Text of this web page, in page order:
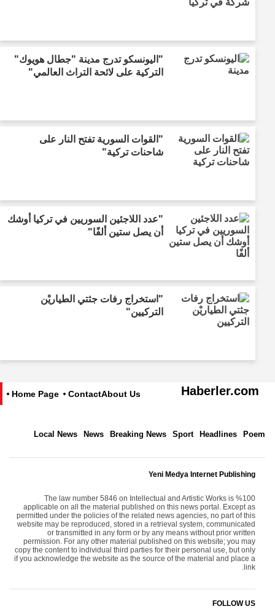
"اليونسكو تدرج مدينة "جطال هويوك"
التركية على لائحة التراث العالمي"
"القوات السورية تفتح النار على
شاحنات تركية"
"عدد اللاجئين السوريين في تركيا أوشك
أن يصل ستين ألفًا"
"استخراج رفات جثتي الطياريْن
التركيين"
Haberler.com
About Us
Contact
Home Page
Poem
Headlines
Sport
Breaking News
News
Local News
Yeni Medya Internet Publishing
The law number 5846 on Intellectual and Artistic Works is %100
applicable on all the material published on this news portal. Except as
permitted under the policies of the related news agencies, no part of this
website may be reproduced, stored in a retrieval system, communicated
or transmitted in any form or by any means without prior written
permission. For any other material published on this website; you may
copy the content to individual third parties for their personal use, but only
if you acknowledge the website as the source of the material and place a
link.
FOLLOW US